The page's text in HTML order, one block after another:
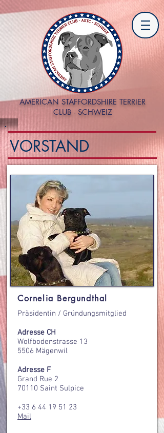
AMERICAN STAFFORDSHIRE TERRIER
CLUB - SCHWEIZ
VORSTAND
Cornelia Bergundthal
Präsidentin / Gründungsmitglied
Adresse CH
Wolfbodenstrasse 13
5506 Mägenwil
Adresse F
Grand Rue 2
70110 Saint Sulpice
+33 6 44 19 51 23
Mail